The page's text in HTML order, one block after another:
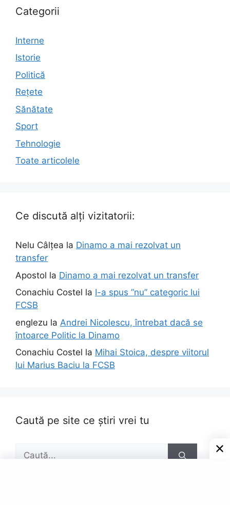
Categorii
Interne
Istorie
Politică
Rețete
Sănătate
Sport
Tehnologie
Toate articolele
Ce discută alți vizitatorii:
Nelu Câlțea la Dinamo a mai rezolvat un
transfer
Apostol la Dinamo a mai rezolvat un transfer
Conachiu Costel la I-a spus ”nu” categoric lui
FCSB
englezu la Andrei Nicolescu, întrebat dacă se
întoarce Politic la Dinamo
Conachiu Costel la Mihai Stoica, despre viitorul
lui Marius Baciu la FCSB
Caută pe site ce știri vrei tu
Caută
după: